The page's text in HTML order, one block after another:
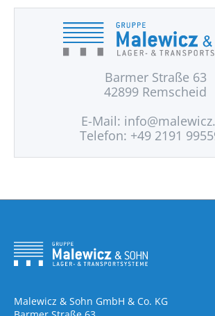
Barmer Straße 63
42899 Remscheid
E-Mail:
Telefon: +49 2191
Malewicz & Sohn GmbH & Co. KG